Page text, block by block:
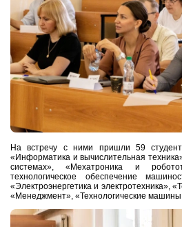
На встречу с ними пришли 59
«Информатика и вычислительная
системах», «Мехатроника и
технологическое обеспечение
«Электроэнергетика и электротехника»,
«Менеджмент», «Технологические